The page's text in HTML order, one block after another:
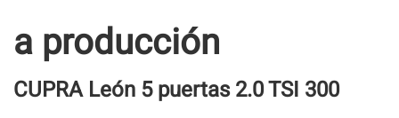
a producción
CUPRA León 5 puertas 2.0 TSI 300